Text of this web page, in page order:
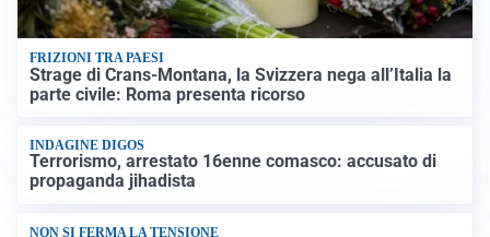
FRIZIONI TRA PAESI
Strage di Crans-Montana, la Svizzera nega all’Italia la
parte civile: Roma presenta ricorso
INDAGINE DIGOS
Terrorismo, arrestato 16enne comasco: accusato di
propaganda jihadista
NON SI FERMA LA TENSIONE